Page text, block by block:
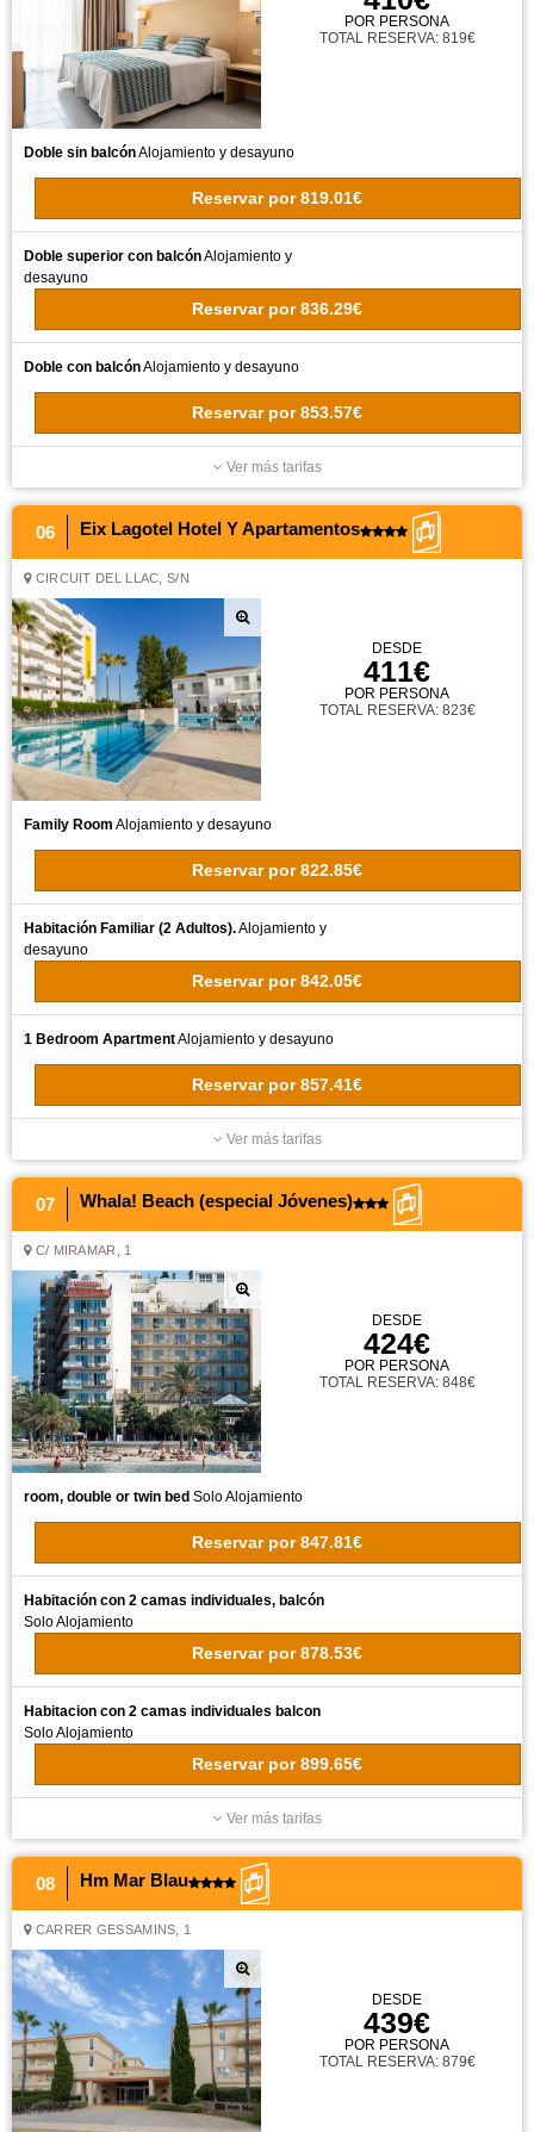
POR PERSONA
TOTAL RESERVA: 819€
Doble sin balcónAlojamiento y desayuno
Reservar por 819.01€
Doble superior con balcónAlojamiento y
desayuno
Reservar por 836.29€
Doble con balcónAlojamiento y desayuno
Reservar por 853.57€
Ver más tarifas
06 Eix Lagotel Hotel Y Apartamentos
CIRCUIT DEL LLAC, S/N
DESDE
411€
POR PERSONA
TOTAL RESERVA: 823€
Family Room Alojamiento y desayuno
Reservar por 822.85€
Habitación Familiar (2 Adultos).Alojamiento y
desayuno
Reservar por 842.05€
1 Bedroom ApartmentAlojamiento y desayuno
Reservar por 857.41€
Ver más tarifas
07 Whala! Beach (especial Jóvenes)
C/ MIRAMAR, 1
DESDE
424€
POR PERSONA
TOTAL RESERVA: 848€
room, double or twin bed Solo Alojamiento
Reservar por 847.81€
Habitación con 2 camas individuales, balcón
Solo Alojamiento
Reservar por 878.53€
Habitacion con 2 camas individuales balcon
Solo Alojamiento
Reservar por 899.65€
Ver más tarifas
08 Hm Mar Blau
CARRER GESSAMINS, 1
DESDE
439€
POR PERSONA
TOTAL RESERVA: 879€